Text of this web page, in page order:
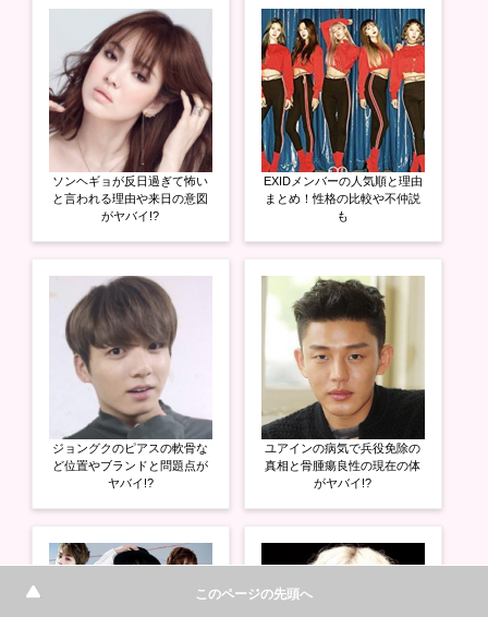
ド
ウ
で
開
き
ま
す
)
ソンヘギョが反日過ぎて怖い
と言われる理由や来日の意図
がヤバイ!?
ジョングクのピアスの軟骨な
ど位置やブランドと問題点が
ヤバイ!?
EXIDメンバーの人気順と理由
まとめ！性格の比較や不仲説
も
ユアインの病気で兵役免除の
真相と骨腫瘍良性の現在の体
がヤバイ!?
このページの先頭へ